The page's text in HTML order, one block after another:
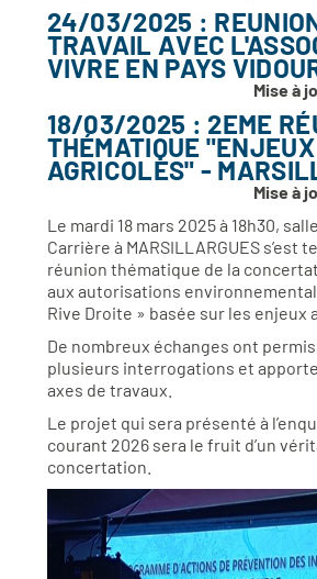
24/03/2025 :
TRAVAIL AVEC
VIVRE EN PAYS
Mise à
18/03/2025 : 2EME
THÉMATIQUE "ENJEUX
AGRICOLES" -
Mise à
Le mardi 18 mars 2025 à 18h30,
Carrière à MARSILLARGUES s’est
réunion thématique de la
aux autorisations
Rive Droite » basée sur les enjeux
De nombreux échanges ont
plusieurs interrogations et
axes de travaux.
Le projet qui sera présenté à
courant 2026 sera le fruit d’un
concertation.